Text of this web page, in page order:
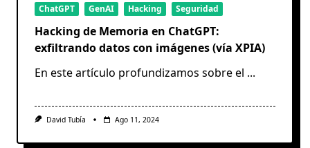
ChatGPT GenAI Hacking Seguridad
Hacking de Memoria en ChatGPT:
exfiltrando datos con imágenes (vía XPIA)
En este artículo profundizamos sobre el ...
David Tubía Ago 11, 2024